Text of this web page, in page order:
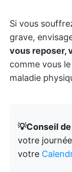
Si vous
grave,
vous reposer,
comme vous
maladie
💡Conseil de
votre
votre